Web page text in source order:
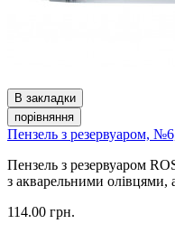
В закладки
порівняння
Пензель з резервуаром,
Пензель з резервуаром
з акварельними олівцями,
114.00 грн.